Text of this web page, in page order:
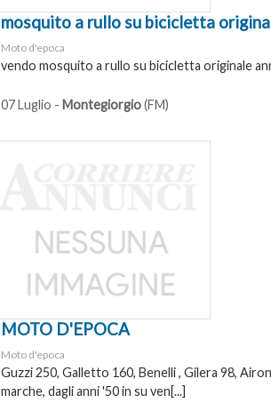
mosquito a rullo su bicicletta
Moto d'epoca
vendo mosquito a rullo su bicicletta originale
07 Luglio - Montegiorgio(FM)
MOTO D'EPOCA
Moto d'epoca
Guzzi 250, Galletto 160, Benelli , Gilera 98,
marche, dagli anni '50 in su ven[...]